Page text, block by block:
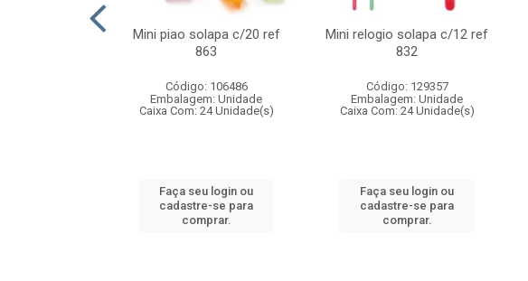
Mini piao solapa c/20 ref
863
Código: 106486
Embalagem: Unidade
Caixa Com: 24 Unidade(s)
Faça seu login ou
cadastre-se para
comprar.
Mini relogio solapa c/12 ref
832
Código: 129357
Embalagem: Unidade
Caixa Com: 24 Unidade(s)
Faça seu login ou
cadastre-se para
comprar.